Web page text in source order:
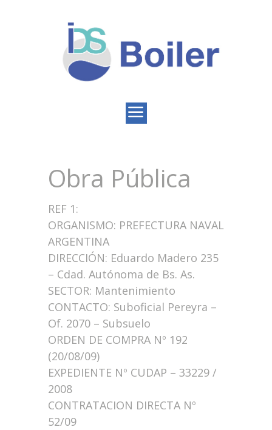
Obra Pública
REF 1:
ORGANISMO: PREFECTURA NAVAL
ARGENTINA
DIRECCIÓN: Eduardo Madero 235
– Cdad. Autónoma de Bs. As.
SECTOR: Mantenimiento
CONTACTO: Suboficial Pereyra –
Of. 2070 – Subsuelo
ORDEN DE COMPRA Nº 192
(20/08/09)
EXPEDIENTE Nº CUDAP – 33229 /
2008
CONTRATACION DIRECTA Nº
52/09